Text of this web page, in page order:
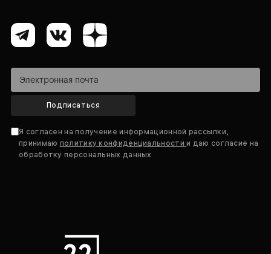
Подписаться
Я согласен на получение информационной рассылки,
принимаю политику конфиденциальностии даю согласие на
обработку персональных данных